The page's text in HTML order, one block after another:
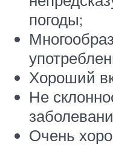
погоды;
Хороший
Не
Очень